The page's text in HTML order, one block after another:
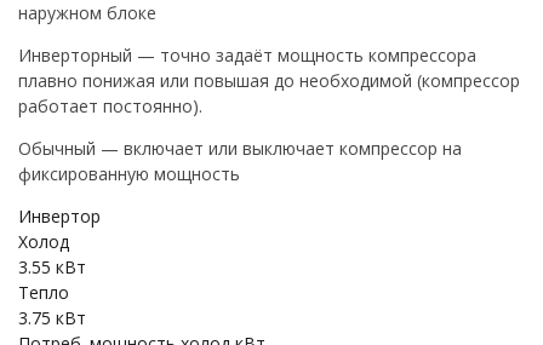
наружном блоке
Инверторный — точно задаёт мощность компрессора
плавно понижая или повышая до необходимой (компрессор
работает постоянно).
Обычный — включает или выключает компрессор на
фиксированную мощность
Инвертор
Холод
3.55 кВт
Тепло
3.75 кВт